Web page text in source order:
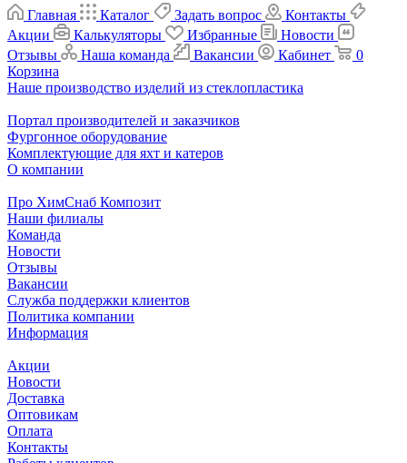
Главная Каталог Задать вопрос
Контакты
Акции
Калькуляторы Избранные
Новости
Отзывы
Наша команда Вакансии Кабинет
0
Корзина
Наше производство изделий из стеклопластика
Портал производителей и заказчиков
Фургонное оборудование
Комплектующие для яхт и катеров
О компании
Про ХимСнаб Композит
Наши филиалы
Команда
Новости
Отзывы
Вакансии
Служба поддержки клиентов
Политика компании
Информация
Акции
Новости
Доставка
Оптовикам
Оплата
Контакты